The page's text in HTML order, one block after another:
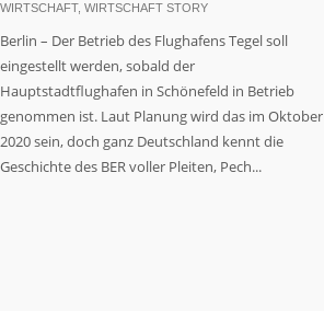
WIRTSCHAFT, WIRTSCHAFT STORY
Berlin – Der Betrieb des Flughafens Tegel soll
eingestellt werden, sobald der
Hauptstadtflughafen in Schönefeld in Betrieb
genommen ist. Laut Planung wird das im Oktober
2020 sein, doch ganz Deutschland kennt die
Geschichte des BER voller Pleiten, Pech...